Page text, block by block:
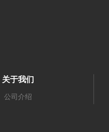
关于我们
公司介绍